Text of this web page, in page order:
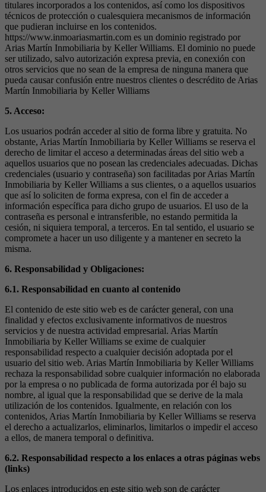
titulares incorporados a los contenidos, así como los dispositivos
técnicos de protección o cualesquiera mecanismos de información
que pudieran incluirse en los contenidos.
https://www.inmoariasmartin.com es un dominio registrado por
Arias Martín Inmobiliaria by Keller Williams. El dominio no puede
ser utilizado, salvo autorización expresa previa, en conexión con
otros servicios que no sean de la empresa de ninguna manera que
pueda causar confusión entre nuestros clientes o descrédito de Arias
Martín Inmobiliaria by Keller Williams
5. Acceso:
Los usuarios podrán acceder al sitio de forma libre y gratuita. No
obstante, Arias Martín Inmobiliaria by Keller Williams se reserva el
derecho de limitar el acceso a determinadas áreas del sitio web a
aquellos usuarios que no posean las credenciales adecuadas. Dichas
credenciales (usuario y contraseña) son facilitadas por Arias Martín
Inmobiliaria by Keller Williams a sus clientes, o a aquellos usuarios
que así lo soliciten de forma expresa, con el fin de acceder a
información específica para dicho grupo de usuarios. El uso de la
contraseña es personal e intransferible, no estando permitida la
cesión, ni siquiera temporal, a terceros. En tal sentido, el usuario se
compromete a hacer un uso diligente y a mantener en secreto la
misma.
6. Responsabilidad y Obligaciones:
6.1. Responsabilidad en cuanto al contenido
El contenido de este sitio web es de carácter general, con una
finalidad y efectos exclusivamente informativos de nuestros
servicios y de nuestra actividad empresarial. Arias Martín
Inmobiliaria by Keller Williams se exime de cualquier
responsabilidad respecto a cualquier decisión adoptada por el
usuario del sitio web. Arias Martín Inmobiliaria by Keller Williams
rechaza la responsabilidad sobre cualquier información no elaborada
por la empresa o no publicada de forma autorizada por él bajo su
nombre, al igual que la responsabilidad que se derive de la mala
utilización de los contenidos. Igualmente, en relación con los
contenidos, Arias Martín Inmobiliaria by Keller Williams se reserva
el derecho a actualizarlos, eliminarlos, limitarlos o impedir el acceso
a ellos, de manera temporal o definitiva.
6.2. Responsabilidad respecto a los enlaces a otras páginas webs
(links)
Los enlaces introducidos en este sitio web son de carácter